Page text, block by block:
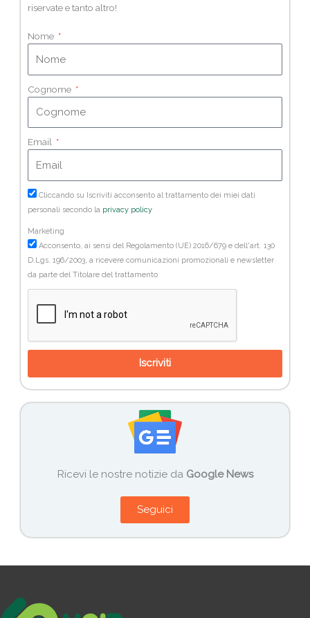
riservate e tanto altro!
Nome
Cognome
Email
Cliccando su Iscriviti acconsento al trattamento dei miei dati
personali secondo la privacy policy
Marketing
Acconsento, ai sensi del Regolamento (UE) 2016/679 e dell'art. 130
D.Lgs. 196/2003, a ricevere comunicazioni promozionali e newsletter
da parte del Titolare del trattamento
Iscriviti
Ricevi le nostre notizie da Google News
Seguici